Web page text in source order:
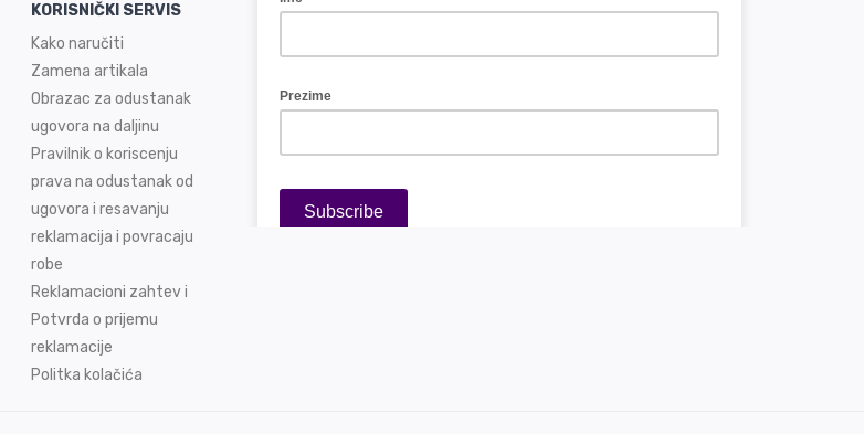
KORISNIČKI SERVIS
Kako naručiti
Zamena artikala
Obrazac za odustanak
ugovora na daljinu
Pravilnik o koriscenju
prava na odustanak od
ugovora i resavanju
reklamacija i povracaju
robe
Reklamacioni zahtev i
Potvrda o prijemu
reklamacije
Politka kolačića